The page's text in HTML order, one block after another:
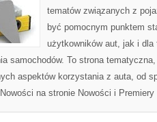
tematów związanych z
być pomocnym punktem
użytkowników aut, jak i
samochodów. To strona
aspektów korzystania z auta, od
na stronie Nowości i